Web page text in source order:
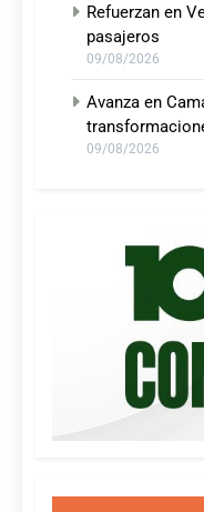
Refuerzan en
pasajeros
09/08/2026
Avanza en
09/08/2026